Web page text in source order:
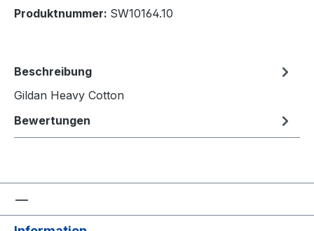
Produktnummer: SW10164.10
Beschreibung
Gildan Heavy Cotton
Bewertungen